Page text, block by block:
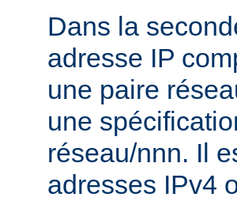
Dans la
adresse IP
une paire
une
réseau/nnn. Il
adresses IPv4